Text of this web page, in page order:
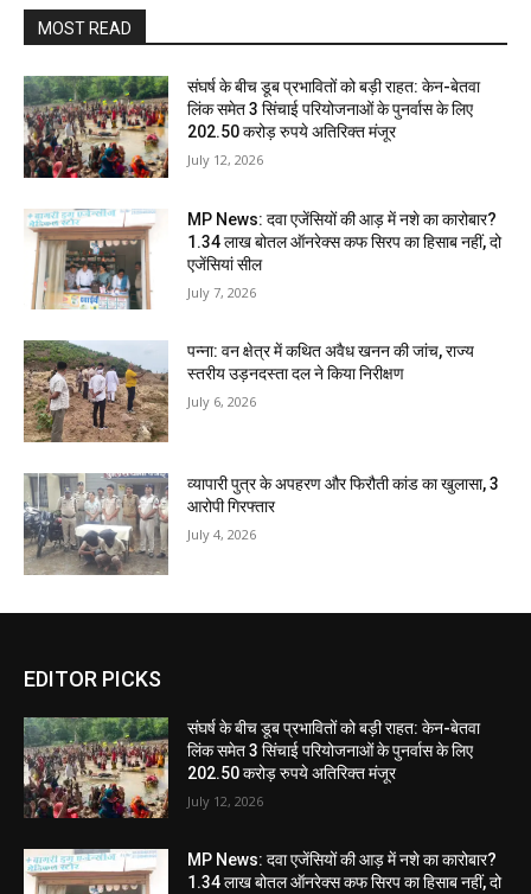
MOST READ
संघर्ष के बीच डूब प्रभावितों को बड़ी राहत: केन-बेतवा
लिंक समेत 3 सिंचाई परियोजनाओं के पुनर्वास के लिए
202.50 करोड़ रुपये अतिरिक्त मंजूर
July 12, 2026
MP News: दवा एजेंसियों की आड़ में नशे का कारोबार?
1.34 लाख बोतल ऑनरेक्स कफ सिरप का हिसाब नहीं, दो
एजेंसियां सील
July 7, 2026
पन्ना: वन क्षेत्र में कथित अवैध खनन की जांच, राज्य
स्तरीय उड़नदस्ता दल ने किया निरीक्षण
July 6, 2026
व्यापारी पुत्र के अपहरण और फिरौती कांड का खुलासा, 3
आरोपी गिरफ्तार
July 4, 2026
EDITOR PICKS
संघर्ष के बीच डूब प्रभावितों को बड़ी राहत: केन-बेतवा
लिंक समेत 3 सिंचाई परियोजनाओं के पुनर्वास के लिए
202.50 करोड़ रुपये अतिरिक्त मंजूर
July 12, 2026
MP News: दवा एजेंसियों की आड़ में नशे का कारोबार?
1.34 लाख बोतल ऑनरेक्स कफ सिरप का हिसाब नहीं, दो